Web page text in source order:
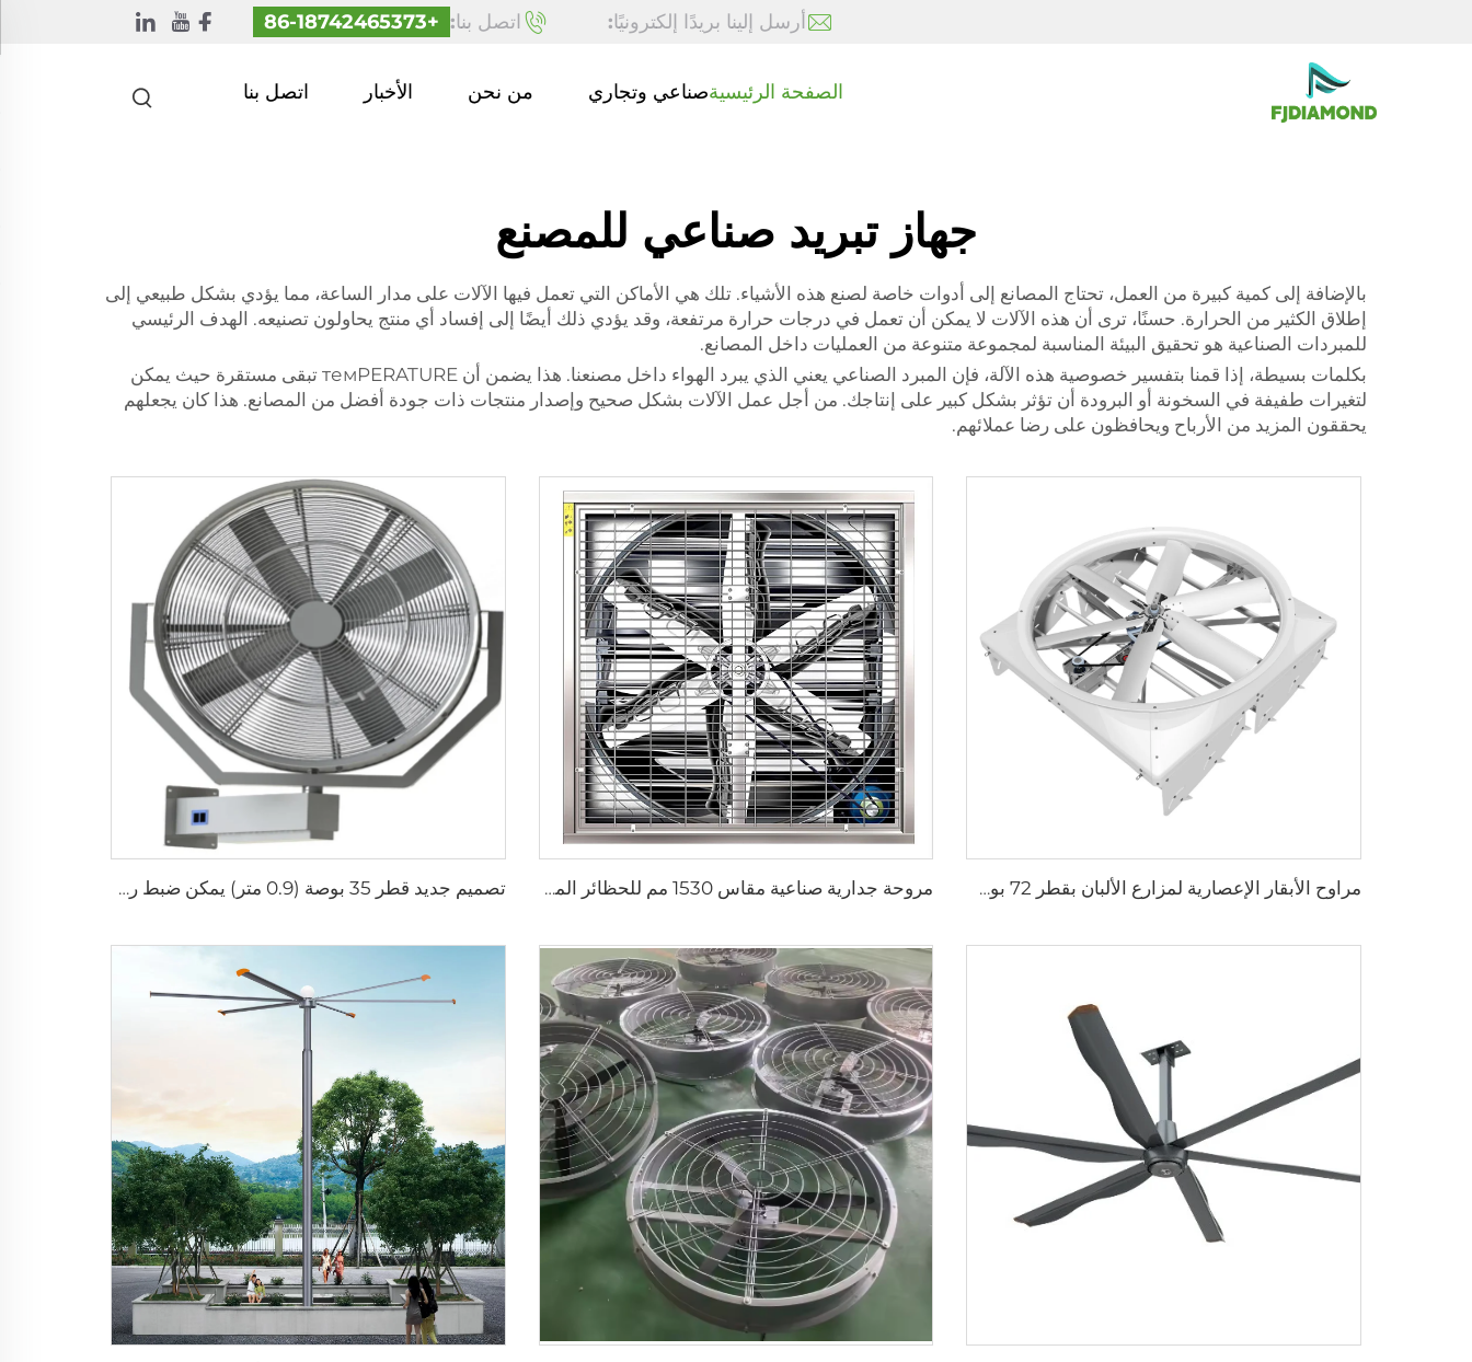
أرسل إلينا بريدًا إلكترونيًا: اتصل بنا: +86-18742465373
الصفحة الرئيسيةصناعي وتجاري من نحن الأخبار اتصل بنا
جهاز تبريد صناعي للمصنع
بالإضافة إلى كمية كبيرة من العمل، تحتاج المصانع إلى أدوات خاصة لصنع هذه الأشياء. تلك هي الأماكن التي تعمل فيها الآلات على مدار الساعة، مما يؤدي بشكل طبيعي إلى
إطلاق الكثير من الحرارة. حسنًا، ترى أن هذه الآلات لا يمكن أن تعمل في درجات حرارة مرتفعة، وقد يؤدي ذلك أيضًا إلى إفساد أي منتج يحاولون تصنيعه. الهدف الرئيسي
للمبردات الصناعية هو تحقيق البيئة المناسبة لمجموعة متنوعة من العمليات داخل المصانع.
بكلمات بسيطة، إذا قمنا بتفسير خصوصية هذه الآلة، فإن المبرد الصناعي يعني الذي يبرد الهواء داخل مصنعنا. هذا يضمن أن темPERATURE تبقى مستقرة حيث يمكن
لتغيرات طفيفة في السخونة أو البرودة أن تؤثر بشكل كبير على إنتاجك. من أجل عمل الآلات بشكل صحيح وإصدار منتجات ذات جودة أفضل من المصانع. هذا كان يجعلهم
يحققون المزيد من الأرباح ويحافظون على رضا عملائهم.
مراوح الأبقار الإعصارية لمزارع الألبان بقطر 72 بوصة لتبريد الهواء وإخراج الهواء لمزارع الخنازير ووحدات التهوية مروحة جدارية صناعية مقاس 1530 مم للحظائر المغلفة بالزنك والمصنوعة من الفولاذ المقاوم للصدأ تصميم جديد قطر 35 بوصة (0.9 متر) يمكن ضبط رش الهواء يمينًا ويسارًا، مروحة رذاذ صناعية للرذاذ والماء